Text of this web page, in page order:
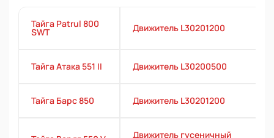
Тайга Patrul 800
SWT Движитель L30201200
Тайга Атака 551 II Движитель L30200500
Тайга Барс 850 Движитель L30201200
Движитель гусеничный